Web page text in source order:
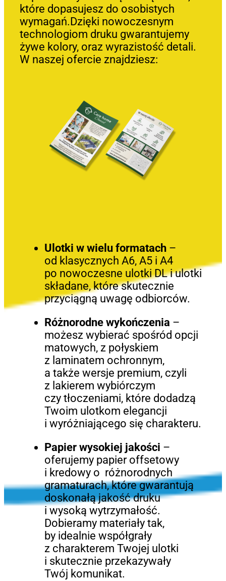
które dopasujesz do osobistych
wymagań.Dzięki nowoczesnym
technologiom druku gwarantujemy
żywe kolory, oraz wyrazistość detali.
W naszej ofercie znajdziesz:
Ulotki w wielu formatach–
od klasycznych A6, A5 i A4
po nowoczesne ulotki DL i ulotki
składane, które skutecznie
przyciągną uwagę odbiorców.
Różnorodne wykończenia –
możesz wybierać spośród opcji
matowych, z połyskiem
z laminatem ochronnym,
a także wersje premium, czyli
z lakierem wybiórczym
czy tłoczeniami, które dodadzą
Twoim ulotkom elegancji
i wyróżniającego się charakteru.
Papier wysokiej jakości –
oferujemy papier offsetowy
i kredowy o różnorodnych
gramaturach, które gwarantują
doskonałą jakość druku
i wysoką wytrzymałość.
Dobieramy materiały tak,
by idealnie współgrały
z charakterem Twojej ulotki
i skutecznie przekazywały
Twój komunikat.